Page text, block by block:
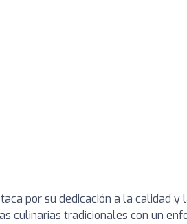
por su dedicación a la calidad y
culinarias tradicionales con un